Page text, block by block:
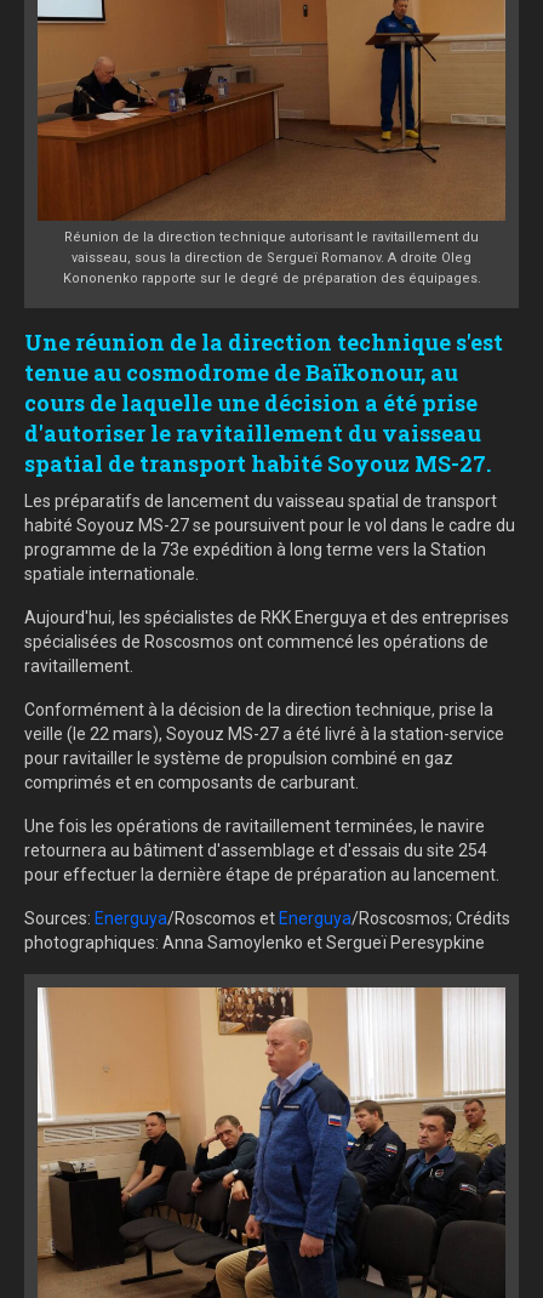
Réunion de la direction technique autorisant le ravitaillement du
vaisseau, sous la direction de Sergueï Romanov. A droite Oleg
Kononenko rapporte sur le degré de préparation des équipages.
Une réunion de la direction technique s'est
tenue au cosmodrome de Baïkonour, au
cours de laquelle une décision a été prise
d'autoriser le ravitaillement du vaisseau
spatial de transport habité Soyouz MS-27.
Les préparatifs de lancement du vaisseau spatial de transport
habité Soyouz MS-27 se poursuivent pour le vol dans le cadre du
programme de la 73e expédition à long terme vers la Station
spatiale internationale.
Aujourd'hui, les spécialistes de RKK Energuya et des entreprises
spécialisées de Roscosmos ont commencé les opérations de
ravitaillement.
Conformément à la décision de la direction technique, prise la
veille (le 22 mars), Soyouz MS-27 a été livré à la station-service
pour ravitailler le système de propulsion combiné en gaz
comprimés et en composants de carburant.
Une fois les opérations de ravitaillement terminées, le navire
retournera au bâtiment d'assemblage et d'essais du site 254
pour effectuer la dernière étape de préparation au lancement.
Sources: Energuya/Roscomos et Energuya/Roscosmos; Crédits
photographiques: Anna Samoylenko et Sergueï Peresypkine